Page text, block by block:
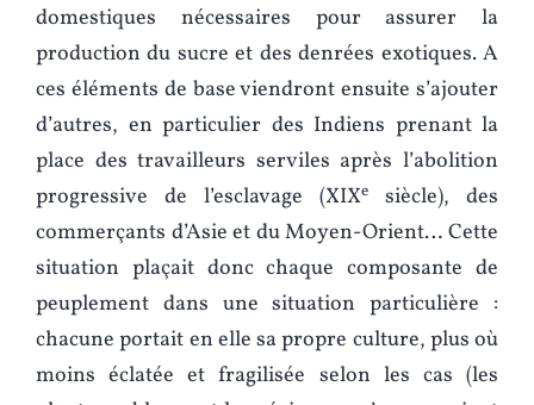
domestiques nécessaires pour assurer la
production du sucre et des denrées exotiques. A
ces éléments de base viendront ensuite s’ajouter
d’autres, en particulier des Indiens prenant la
place des travailleurs serviles après l’abolition
progressive de l’esclavage (XIXe
siècle), des
commerçants d’Asie et du Moyen-Orient… Cette
situation plaçait donc chaque composante de
peuplement dans une situation particulière :
chacune portait en elle sa propre culture, plus où
moins éclatée et fragilisée selon les cas (les